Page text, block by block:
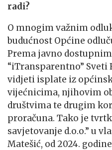
radi?
O mnogim važnim
budućnost Općine
Prema javno
“iTransparentno” Sveti
vidjeti isplate iz
vijećnicima, njihovim
društvima te drugim
proračuna. Tako je
savjetovanje d.o.o.” u
Matešić, od 2024.